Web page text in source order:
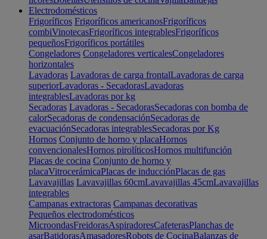
Electrodomésticos
Frigoríficos Frigoríficos americanosFrigoríficos
combiVinotecasFrigoríficos integrablesFrigoríficos
pequeñosFrigoríficos portátiles
Congeladores Congeladores verticalesCongeladores
horizontales
Lavadoras Lavadoras de carga frontalLavadoras de carga
superiorLavadoras - SecadorasLavadoras
integrablesLavadoras por kg
Secadoras Lavadoras - SecadorasSecadoras con bomba de
calorSecadoras de condensaciónSecadoras de
evacuaciónSecadoras integrablesSecadoras por Kg
Hornos Conjunto de horno y placaHornos
convencionalesHornos pirolíticosHornos multifunción
Placas de cocina Conjunto de horno y
placaVitrocerámicaPlacas de inducciónPlacas de gas
Lavavajillas Lavavajillas 60cmLavavajillas 45cmLavavajillas
integrables
Campanas extractoras Campanas decorativas
Pequeños electrodomésticos
MicroondasFreidorasAspiradoresCafeterasPlanchas de
asarBatidorasAmasadoresRobots de CocinaBalanzas de